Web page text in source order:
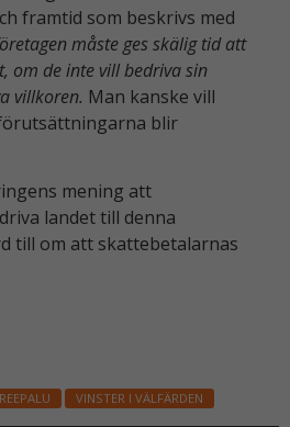
framtid som beskrivs med
måste ges skälig tid att
om de inte vill bedriva sin
villkoren. Man kanske vill
blir
mening att
landet till denna
till om att skattebetalarnas
REEPALU VINSTER I VÄLFÄRDEN